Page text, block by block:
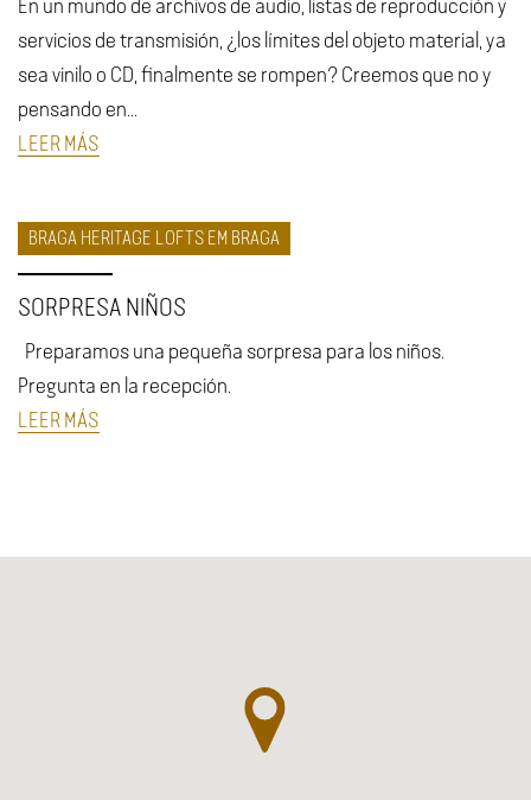
En un mundo de archivos de audio, listas de reproducción y
servicios de transmisión, ¿los límites del objeto material, ya
sea vinilo o CD, finalmente se rompen? Creemos que no y
pensando en...
LEER MÁS
BRAGA HERITAGE LOFTS EM BRAGA
SORPRESA NIÑOS
Preparamos una pequeña sorpresa para los niños.
Pregunta en la recepción.
LEER MÁS